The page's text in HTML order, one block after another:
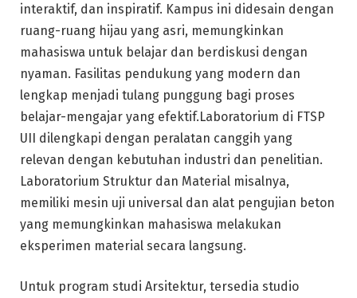
interaktif, dan inspiratif. Kampus ini didesain dengan
ruang-ruang hijau yang asri, memungkinkan
mahasiswa untuk belajar dan berdiskusi dengan
nyaman. Fasilitas pendukung yang modern dan
lengkap menjadi tulang punggung bagi proses
belajar-mengajar yang efektif.Laboratorium di FTSP
UII dilengkapi dengan peralatan canggih yang
relevan dengan kebutuhan industri dan penelitian.
Laboratorium Struktur dan Material misalnya,
memiliki mesin uji universal dan alat pengujian beton
yang memungkinkan mahasiswa melakukan
eksperimen material secara langsung.
Untuk program studi Arsitektur, tersedia studio